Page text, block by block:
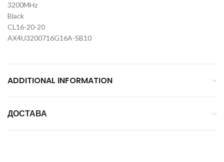
3200MHz
Black
CL16-20-20
AX4U3200716G16A-SB10
ADDITIONAL INFORMATION
ДОСТАВА